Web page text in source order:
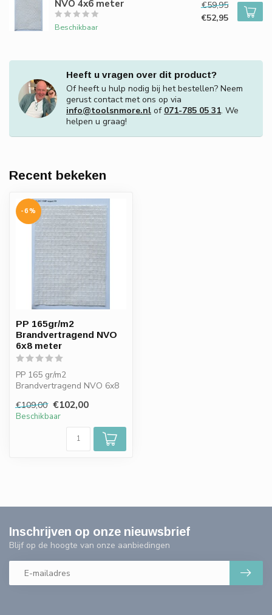
NVO 4x6 meter
Beschikbaar
€59,95
€52,95
Heeft u vragen over dit product?
Of heeft u hulp nodig bij het bestellen? Neem
gerust contact met ons op via
info@toolsnmore.nl of 071-785 05 31. We
helpen u graag!
Recent bekeken
-6%
PP 165gr/m2
Brandvertragend NVO
6x8 meter
PP 165 gr/m2
Brandvertragend NVO 6x8
€109,00 €102,00
Beschikbaar
Inschrijven op onze nieuwsbrief
Blijf op de hoogte van onze aanbiedingen